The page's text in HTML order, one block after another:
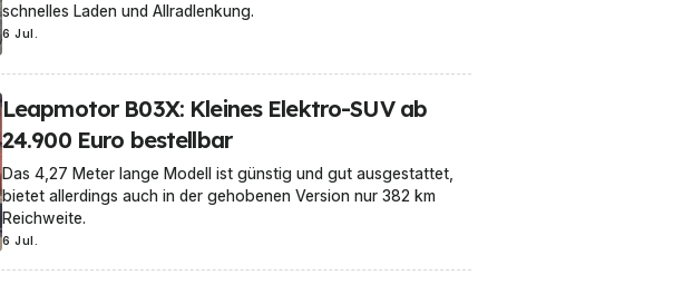
schnelles Laden und Allradlenkung.
6 Jul.
Leapmotor B03X: Kleines Elektro-SUV ab
24.900 Euro bestellbar
Das 4,27 Meter lange Modell ist günstig und gut ausgestattet,
bietet allerdings auch in der gehobenen Version nur 382 km
Reichweite.
6 Jul.